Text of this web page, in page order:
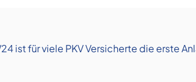
ist für viele PKV Versicherte die erste